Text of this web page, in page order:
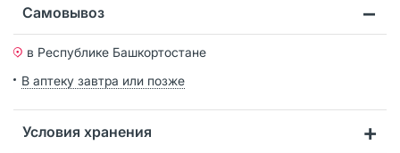
Самовывоз
в Республике Башкортостане
В аптеку завтра или позже
Условия хранения